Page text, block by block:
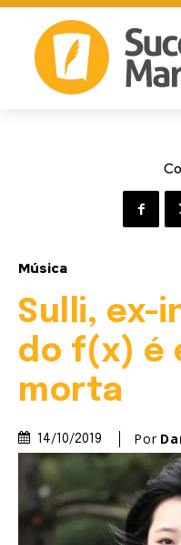
Música
Sulli, ex-
do f(x) é
morta
14/10/2019 Por